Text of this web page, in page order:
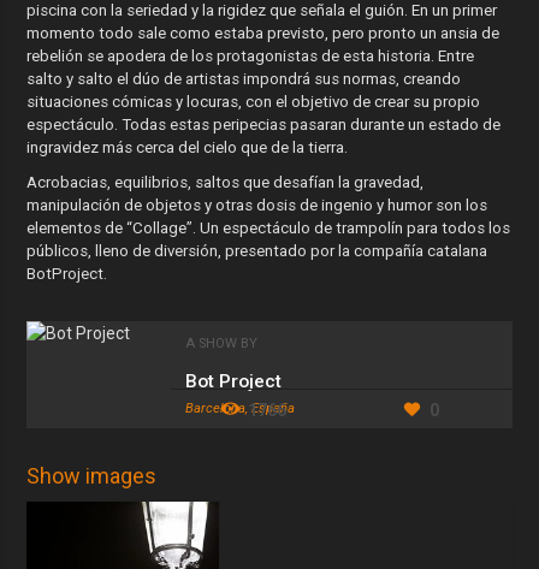
piscina con la seriedad y la rigidez que señala el guión. En un primer
momento todo sale como estaba previsto, pero pronto un ansia de
rebelión se apodera de los protagonistas de esta historia. Entre
salto y salto el dúo de artistas impondrá sus normas, creando
situaciones cómicas y locuras, con el objetivo de crear su propio
espectáculo. Todas estas peripecias pasaran durante un estado de
ingravidez más cerca del cielo que de la tierra.
Acrobacias, equilibrios, saltos que desafían la gravedad,
manipulación de objetos y otras dosis de ingenio y humor son los
elementos de “Collage”. Un espectáculo de trampolín para todos los
públicos, lleno de diversión, presentado por la compañía catalana
BotProject.
A SHOW BY
Bot Project
Barcelona, España
1766 0
Show images